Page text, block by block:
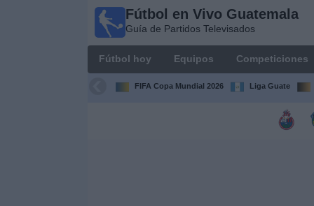
Fútbol en Vivo Guatemala
Guía de Partidos Televisados
Fútbol hoy Equipos Competiciones
FIFA Copa Mundial 2026 Liga Guate
Fútbol en
Guatemala